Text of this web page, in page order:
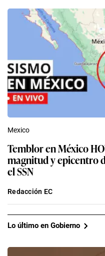
Mexico
Temblor en México
magnitud y epicentro
el SSN
Redacción EC
Lo último en Gobierno